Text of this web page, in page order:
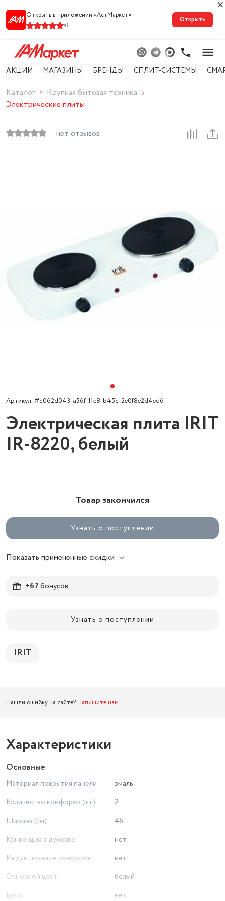
Открыть в приложении «АстМарке‪т‬»
41
Открыть
АКЦИИ МАГАЗИНЫ БРЕНДЫ СПЛИТ-СИСТЕМЫ
Каталог
Крупная бытовая техника
Электрические плиты
нет отзывов
Артикул: #c062d043-a56f-11e8-b45c-2e0f8e2d4ed6
Электрическая плита IRIT
IR-8220, белый
Товар закончился
Узнать о поступлении
Показать применённые скидки
+67бонусов
Узнать о поступлении
IRIT
Нашли ошибку на сайте? Напишите нам.
Характеристики
Основные
Материал покрытия панели
эмаль
Количество конфорок (шт)
2
Ширина (см)
46
Конвекция в духовке
нет
Индукционные конфорки
нет
Основной цвет
белый
Гриль
нет